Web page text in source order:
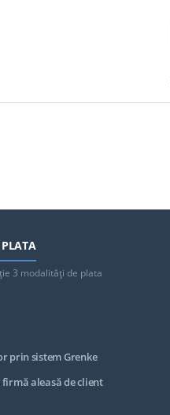
3 modalităţi de plata
prin sistem Grenke
aleasă de client